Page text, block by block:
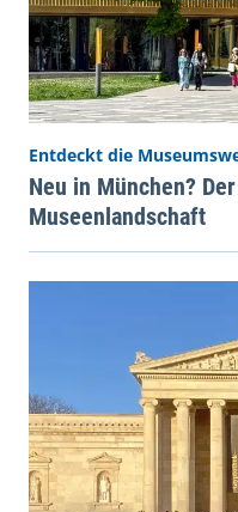
Entdeckt die
Neu in München?
Museenlandschaft